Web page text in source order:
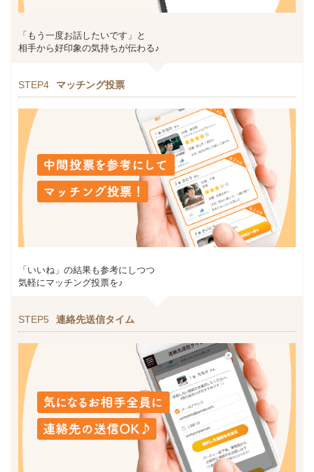
「もう一度お話したいです」と
相手から好印象の気持ちが伝わる♪
STEP4 マッチング投票
「いいね」の結果も参考にしつつ
気軽にマッチング投票を♪
STEP5 連絡先送信タイム